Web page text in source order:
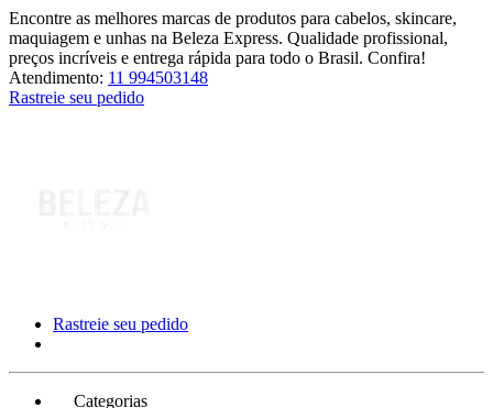
Encontre as melhores marcas de produtos para cabelos, skincare,
maquiagem e unhas na Beleza Express. Qualidade profissional,
preços incríveis e entrega rápida para todo o Brasil. Confira!
Atendimento: 11 994503148
Rastreie seu pedido
Rastreie seu pedido
Categorias